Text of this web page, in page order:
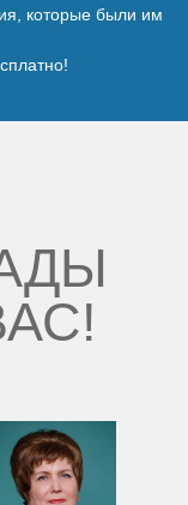
которые были им